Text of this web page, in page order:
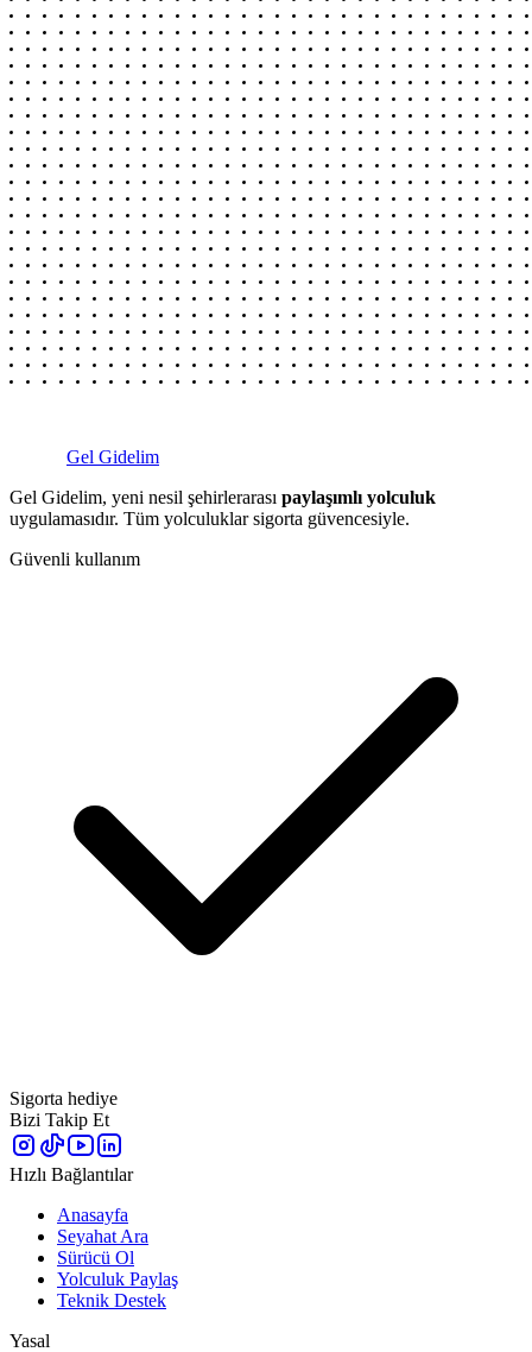
Gel Gidelim
Gel Gidelim, yeni nesil şehirlerarası paylaşımlı yolculuk
uygulamasıdır. Tüm yolculuklar sigorta güvencesiyle.
Güvenli kullanım
Sigorta hediye
Bizi Takip Et
Hızlı Bağlantılar
Anasayfa
Seyahat Ara
Sürücü Ol
Yolculuk Paylaş
Teknik Destek
Yasal